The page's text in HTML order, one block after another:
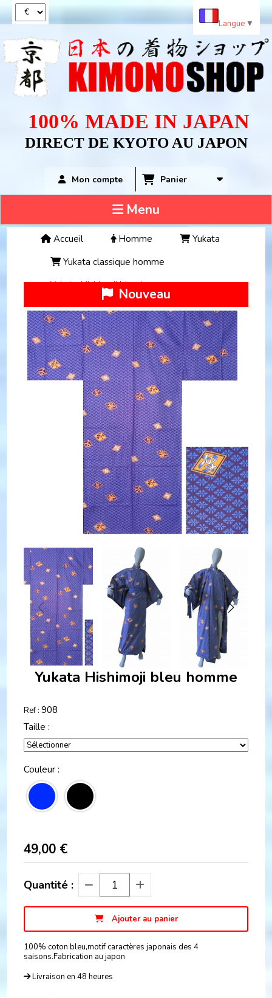
100% MADE IN JAPAN
DIRECT DE KYOTO AU JAPON
Mon compte Panier
Menu
Accueil Homme
Yukata
Yukata classique homme
Yukata Hishimoji bleu homme
Nouveau
Yukata Hishimoji bleu homme
Ref : 908
Taille :
Couleur :
49,00 €
Quantité :
Ajouter au panier
100% coton bleu,motif caractères japonais des 4
saisons.Fabrication au japon
Livraison en 48 heures
Langue ▼
Panneau de gestion des cookies